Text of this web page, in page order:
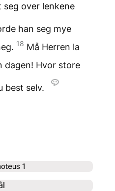
over lenkene
han seg mye
18 Må Herren la
dagen! Hvor store
best selv.
1